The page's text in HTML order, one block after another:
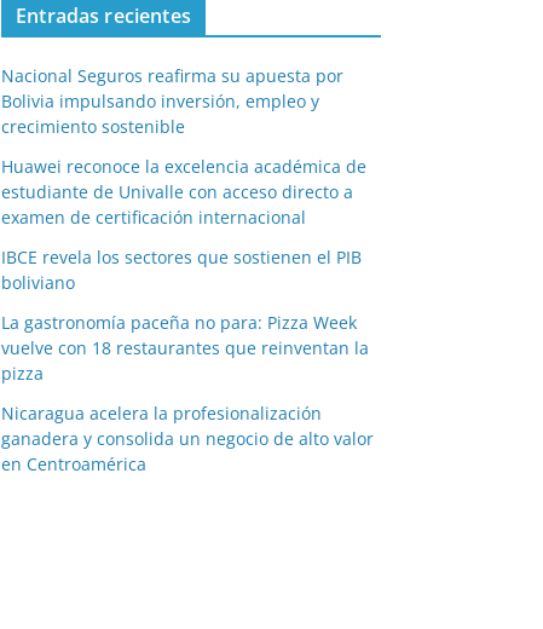
Entradas recientes
Nacional Seguros reafirma su apuesta por
Bolivia impulsando inversión, empleo y
crecimiento sostenible
Huawei reconoce la excelencia académica de
estudiante de Univalle con acceso directo a
examen de certificación internacional
IBCE revela los sectores que sostienen el PIB
boliviano
La gastronomía paceña no para: Pizza Week
vuelve con 18 restaurantes que reinventan la
pizza
Nicaragua acelera la profesionalización
ganadera y consolida un negocio de alto valor
en Centroamérica